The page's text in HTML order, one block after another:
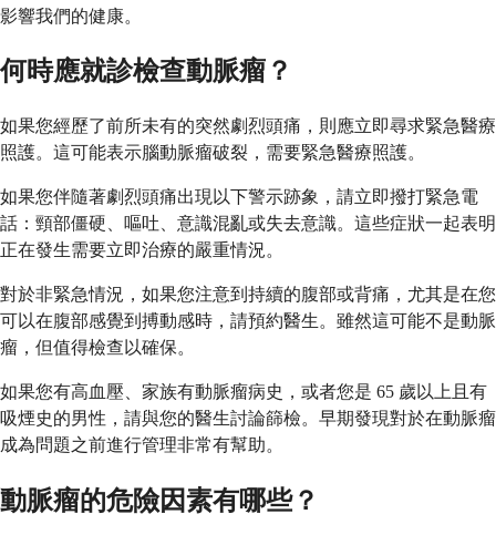
影響我們的健康。
何時應就診檢查動脈瘤？
如果您經歷了前所未有的突然劇烈頭痛，則應立即尋求緊急醫療
照護。這可能表示腦動脈瘤破裂，需要緊急醫療照護。
如果您伴隨著劇烈頭痛出現以下警示跡象，請立即撥打緊急電
話：頸部僵硬、嘔吐、意識混亂或失去意識。這些症狀一起表明
正在發生需要立即治療的嚴重情況。
對於非緊急情況，如果您注意到持續的腹部或背痛，尤其是在您
可以在腹部感覺到搏動感時，請預約醫生。雖然這可能不是動脈
瘤，但值得檢查以確保。
如果您有高血壓、家族有動脈瘤病史，或者您是 65 歲以上且有
吸煙史的男性，請與您的醫生討論篩檢。早期發現對於在動脈瘤
成為問題之前進行管理非常有幫助。
動脈瘤的危險因素有哪些？